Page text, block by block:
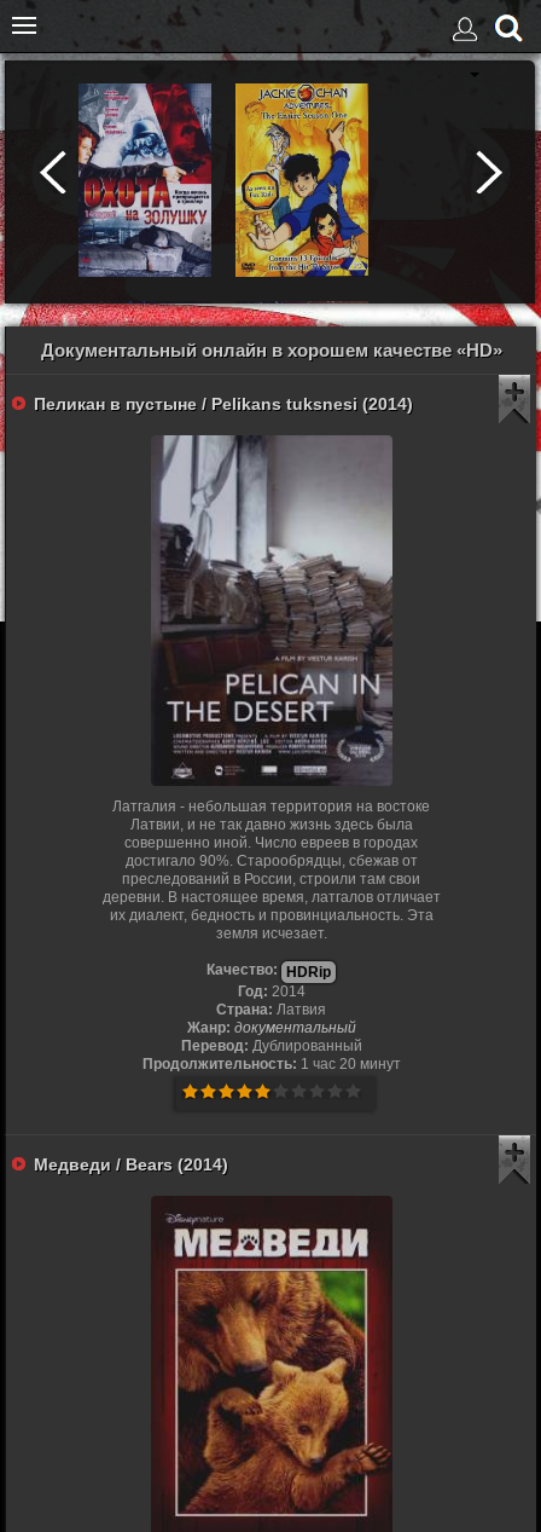
Документальный онлайн в хорошем качестве «HD»
Пеликан в пустыне / Pelikans tuksnesi (2014)
Латгалия - небольшая территория на востоке
Латвии, и не так давно жизнь здесь была
совершенно иной. Число евреев в городах
достигало 90%. Старообрядцы, сбежав от
преследований в России, строили там свои
деревни. В настоящее время, латгалов отличает
их диалект, бедность и провинциальность. Эта
земля исчезает.
Качество:
HDRip
Год: 2014
Страна: Латвия
Жанр: документальный
Перевод: Дублированный
Продолжительность: 1 час 20 минут
Медведи / Bears (2014)